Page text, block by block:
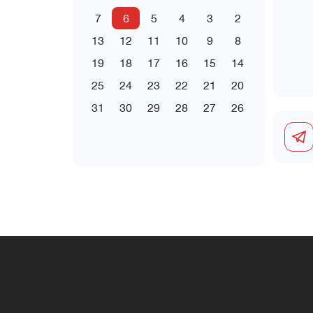
2
3
4
5
6
7
8
9
10
11
12
13
14
15
16
17
18
19
20
21
22
23
24
25
26
27
28
29
30
31